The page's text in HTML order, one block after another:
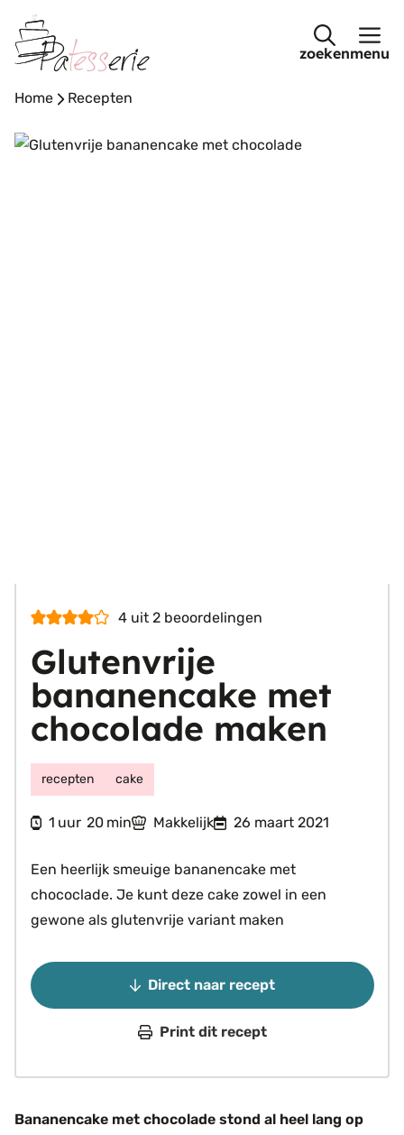
naar
de
menu
Home - Recepten
4 uit 2 beoordelingen
Glutenvrije
bananencake met
chocolade maken
recepten cake
1uur
uur 20minuten
min Makkelijk 26 maart 2021
Een heerlijk smeuige bananencake met
chococlade. Je kunt deze cake zowel in een
gewone als glutenvrije variant maken
Direct naar recept
Print dit recept
Bananencake met chocolade stond al heel lang op